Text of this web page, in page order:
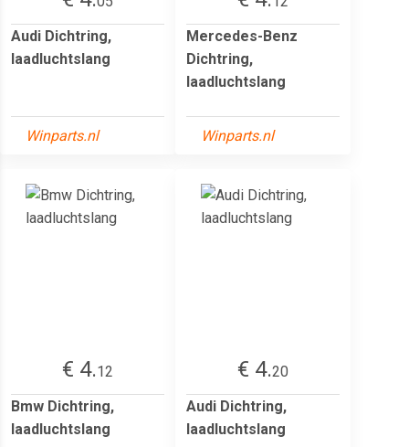
Audi Dichtring,
laadluchtslang
Winparts.nl
Mercedes-Benz
Dichtring,
laadluchtslang
Winparts.nl
€ 4.12
Bmw Dichtring,
laadluchtslang
€ 4.20
Audi Dichtring,
laadluchtslang